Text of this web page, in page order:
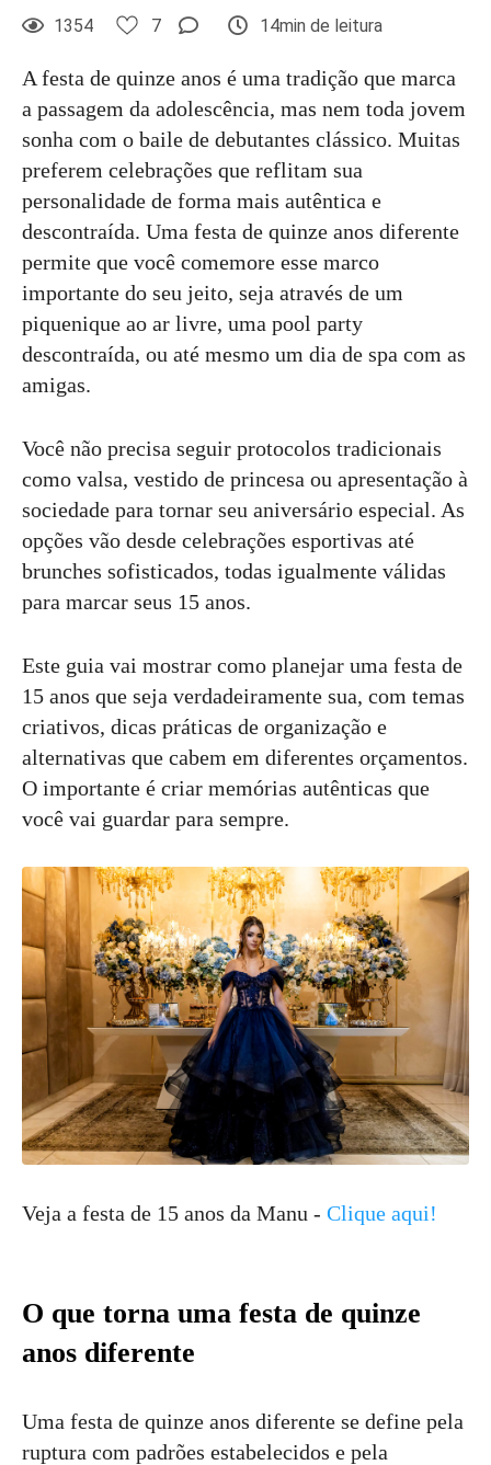
1354 7 14min de leitura
A festa de quinze anos é uma tradição que marca
a passagem da adolescência, mas nem toda jovem
sonha com o baile de debutantes clássico. Muitas
preferem celebrações que reflitam sua
personalidade de forma mais autêntica e
descontraída. Uma festa de quinze anos diferente
permite que você comemore esse marco
importante do seu jeito, seja através de um
piquenique ao ar livre, uma pool party
descontraída, ou até mesmo um dia de spa com as
amigas.
Você não precisa seguir protocolos tradicionais
como valsa, vestido de princesa ou apresentação à
sociedade para tornar seu aniversário especial. As
opções vão desde celebrações esportivas até
brunches sofisticados, todas igualmente válidas
para marcar seus 15 anos.
Este guia vai mostrar como planejar uma festa de
15 anos que seja verdadeiramente sua, com temas
criativos, dicas práticas de organização e
alternativas que cabem em diferentes orçamentos.
O importante é criar memórias autênticas que
você vai guardar para sempre.
Veja a festa de 15 anos da Manu - Clique aqui!
O que torna uma festa de quinze
anos diferente
Uma festa de quinze anos diferente se define pela
ruptura com padrões estabelecidos e pela